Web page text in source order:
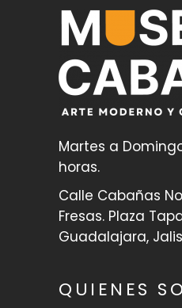
Martes a
horas.
Calle Cabañas
Fresas. Plaza
Guadalajara,
QUIENES